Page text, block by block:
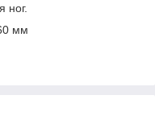
ног.
мм